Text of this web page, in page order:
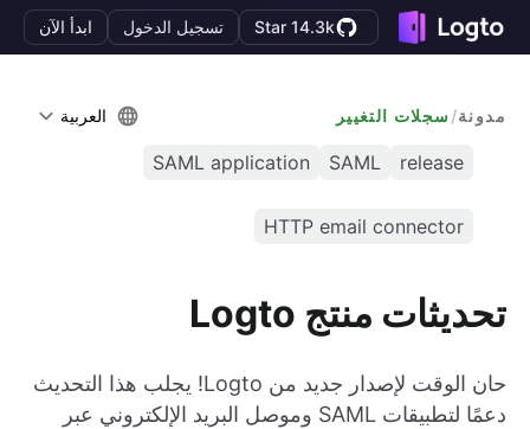
Star 14.3k تسجيل الدخول ابدأ الآن
مدونة/سجلات التغيير العربية
release
SAML
SAML application
HTTP email connector
تحديثات منتج Logto
حان الوقت لإصدار جديد من Logto! يجلب هذا التحديث
دعمًا لتطبيقات SAML وموصل البريد الإلكتروني عبر